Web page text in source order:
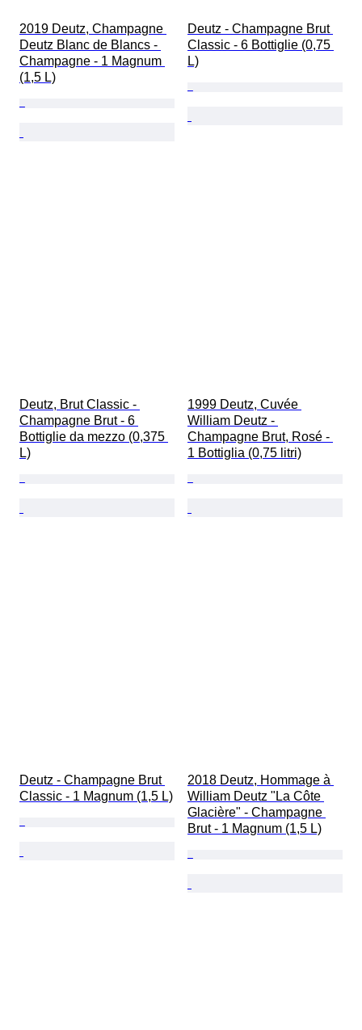
2019 Deutz, Champagne
Deutz Blanc de Blancs -
Champagne - 1 Magnum
(1,5 L)
Deutz - Champagne Brut
Classic - 6 Bottiglie (0,75
L)
Deutz, Brut Classic -
Champagne Brut - 6
Bottiglie da mezzo (0,375
L)
1999 Deutz, Cuvée
William Deutz -
Champagne Brut, Rosé -
1 Bottiglia (0,75 litri)
Deutz - Champagne Brut
Classic - 1 Magnum (1,5 L)
2018 Deutz, Hommage à
William Deutz "La Côte
Glacière" - Champagne
Brut - 1 Magnum (1,5 L)